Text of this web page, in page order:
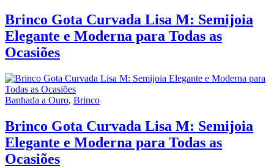
Brinco Gota Curvada Lisa M: Semijoia
Elegante e Moderna para Todas as
Ocasiões
Banhada a Ouro, Brinco
Brinco Gota Curvada Lisa M: Semijoia
Elegante e Moderna para Todas as
Ocasiões